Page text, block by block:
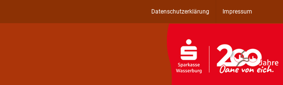
Datenschutzerklärung Impressum